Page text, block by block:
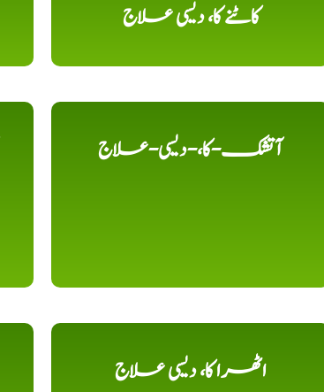
کاٹنے کا، دیسی علاج
آتشک-کا،-دیسی-علاج
اٹھرا کا، دیسی علاج